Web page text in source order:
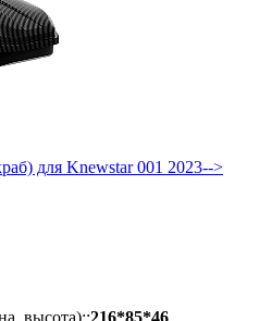
для Knewstar 001 2023-->
высота)::216*85*46